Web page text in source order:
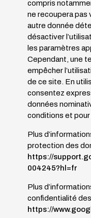
compris
ne recoupera pas
autre donnée
désactiver
les paramètres
Cependant, une
empêcher
de ce site. En
consentez
données
conditions et
Plus
protection des
https://
004245?hl=fr
Plus
confidentialité
https://